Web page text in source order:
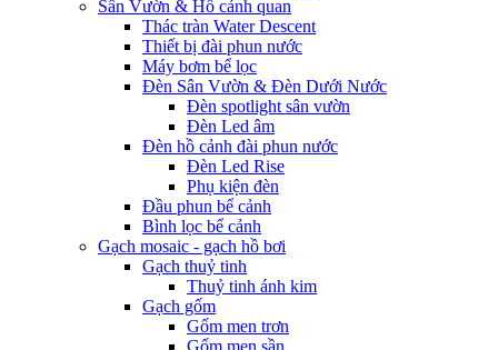
Sân Vườn & Hồ cảnh quan
Thác tràn Water Descent
Thiết bị đài phun nước
Máy bơm bể lọc
Đèn Sân Vườn & Đèn Dưới Nước
Đèn spotlight sân vườn
Đèn Led âm
Đèn hồ cảnh đài phun nước
Đèn Led Rise
Phụ kiện đèn
Đầu phun bể cảnh
Bình lọc bể cảnh
Gạch mosaic - gạch hồ bơi
Gạch thuỷ tinh
Thuỷ tinh ánh kim
Gạch gốm
Gốm men trơn
Gốm men sần